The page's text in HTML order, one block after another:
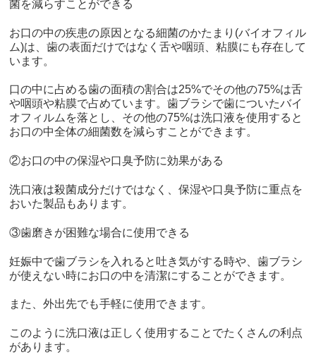
菌を減らすことができる
お口の中の疾患の原因となる細菌のかたまり(バイオフィル
ム)は、歯の表面だけではなく舌や咽頭、粘膜にも存在して
います。
口の中に占める歯の面積の割合は25%でその他の75%は舌
や咽頭や粘膜で占めています。歯ブラシで歯についたバイ
オフィルムを落とし、その他の75%は洗口液を使用すると
お口の中全体の細菌数を減らすことができます。
②お口の中の保湿や口臭予防に効果がある
洗口液は殺菌成分だけではなく、保湿や口臭予防に重点を
おいた製品もあります。
③歯磨きが困難な場合に使用できる
妊娠中で歯ブラシを入れると吐き気がする時や、歯ブラシ
が使えない時にお口の中を清潔にすることができます。
また、外出先でも手軽に使用できます。
このように洗口液は正しく使用することでたくさんの利点
があります。